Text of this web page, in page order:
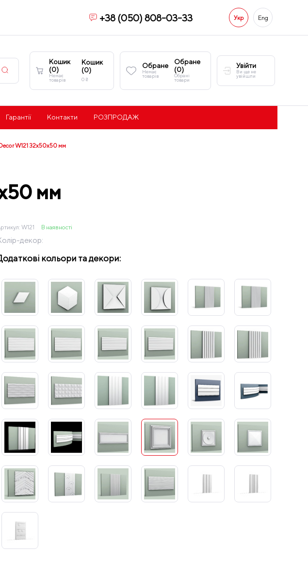
+38 (050) 808-03-33 Укр Eng
Кошик
(0)
Немає
товарів
Кошик
(0)
0₴
Обране
Немає
товарів
Обране
(0)
Обрані
товари
Увійти
Ви ще не
увійшли
Гарантії Контакти РОЗПРОДАЖ
W121 32x50x50 мм
мм
W121 В наявності
декор:
кольори та декори: